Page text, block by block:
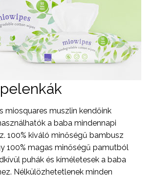
miosquares muszlin kendőink
a baba mindennapi
100% kiváló minőségű bambusz
100% magas minőségű pamutból
puhák és kíméletesek a baba
Nélkülözhetetlenek minden